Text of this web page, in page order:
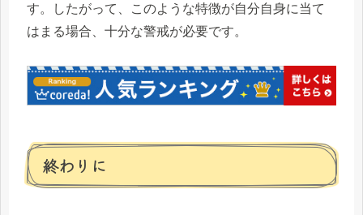
す。したがって、このような特徴が自分自身に当て
はまる場合、十分な警戒が必要です。
終わりに